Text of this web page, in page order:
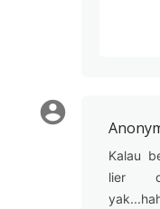
Kalau
lier